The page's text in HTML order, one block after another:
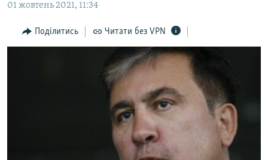
до
навігації
Перейти
ПОЛІТИКА
БЛОГИ
ЯК ОБІЙТИ БЛОКУВАННЯ
01 жовтень 2021, 11:34
Поділитись Читати без VPN